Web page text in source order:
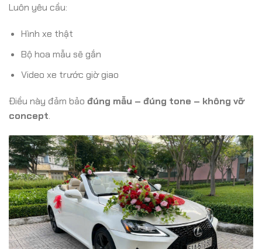
Luôn yêu cầu:
Hình xe thật
Bộ hoa mẫu sẽ gắn
Video xe trước giờ giao
Điều này đảm bảo đúng mẫu – đúng tone – không vỡ
concept.